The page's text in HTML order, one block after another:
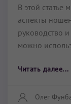
В этой
аспекты
руководство
можно
Читать далее...
Олег